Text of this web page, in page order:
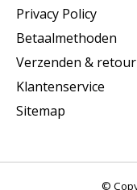
Privacy Policy
Betaalmethoden
Verzenden &
Klantenservice
Sitemap
©